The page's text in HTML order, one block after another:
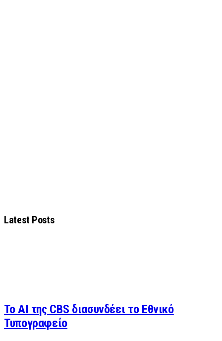
Latest Posts
Το AI της CBS διασυνδέει το Εθνικό
Τυπογραφείο